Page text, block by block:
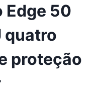
Edge 50
quatro
proteção